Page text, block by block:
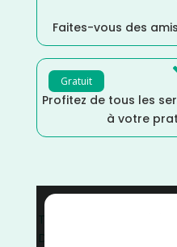
Faites-vous des
Gratuit
Profitez de tous les
à votre
Trail
Distance Marathon